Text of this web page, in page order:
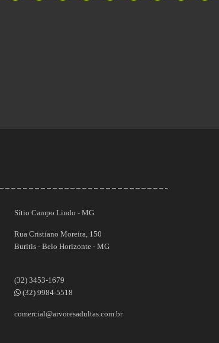
Sítio Campo Lindo - MG
Rua Cristiano Moreira, 150
Buritis - Belo Horizonte - MG
(32) 3453-1679
(32) 9984-5518
comercial@arvoresadultas.com.br